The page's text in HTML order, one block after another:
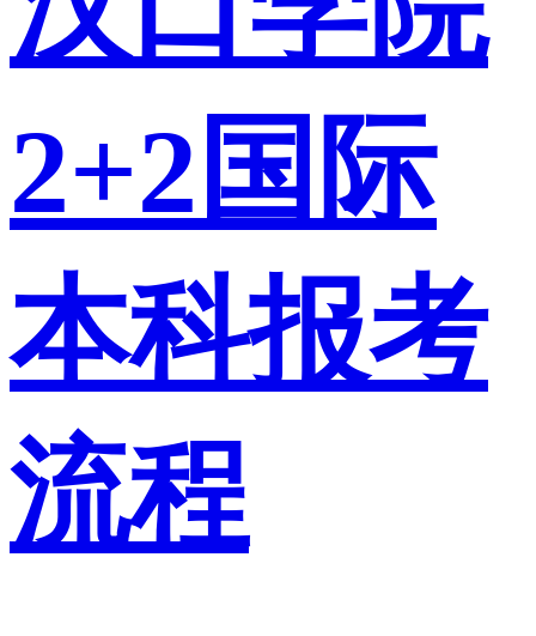
2+2国际
本科报考
流程